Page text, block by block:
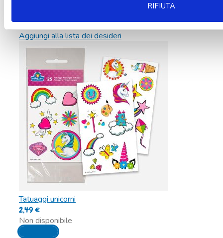
RIFIUTA
Aggiungi alla lista dei desideri
Tatuaggi unicorni
2,49€
Non disponibile
Leggi tutto